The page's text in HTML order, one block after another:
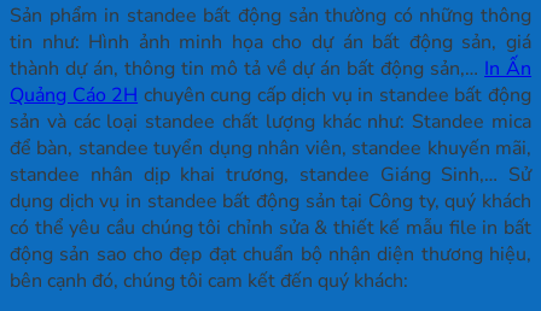
Sản phẩm in standee bất động sản thường có những thông
tin như: Hình ảnh minh họa cho dự án bất động sản, giá
thành dự án, thông tin mô tả về dự án bất động sản,… In Ấn
Quảng Cáo 2H chuyên cung cấp dịch vụ in standee bất động
sản và các loại standee chất lượng khác như: Standee mica
để bàn, standee tuyển dụng nhân viên, standee khuyến mãi,
standee nhân dịp khai trương, standee Giáng Sinh,… Sử
dụng dịch vụ in standee bất động sản tại Công ty, quý khách
có thể yêu cầu chúng tôi chỉnh sửa & thiết kế mẫu file in bất
động sản sao cho đẹp đạt chuẩn bộ nhận diện thương hiệu,
bên cạnh đó, chúng tôi cam kết đến quý khách: